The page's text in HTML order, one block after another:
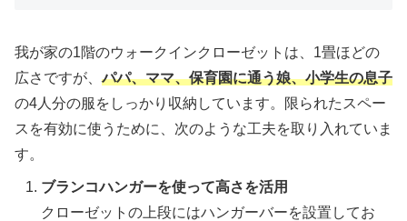
我が家の1階のウォークインクローゼットは、1畳ほどの
広さですが、パパ、ママ、保育園に通う娘、小学生の息子
の4人分の服をしっかり収納しています。限られたスペー
スを有効に使うために、次のような工夫を取り入れていま
す。
ブランコハンガーを使って高さを活用
クローゼットの上段にはハンガーバーを設置してお